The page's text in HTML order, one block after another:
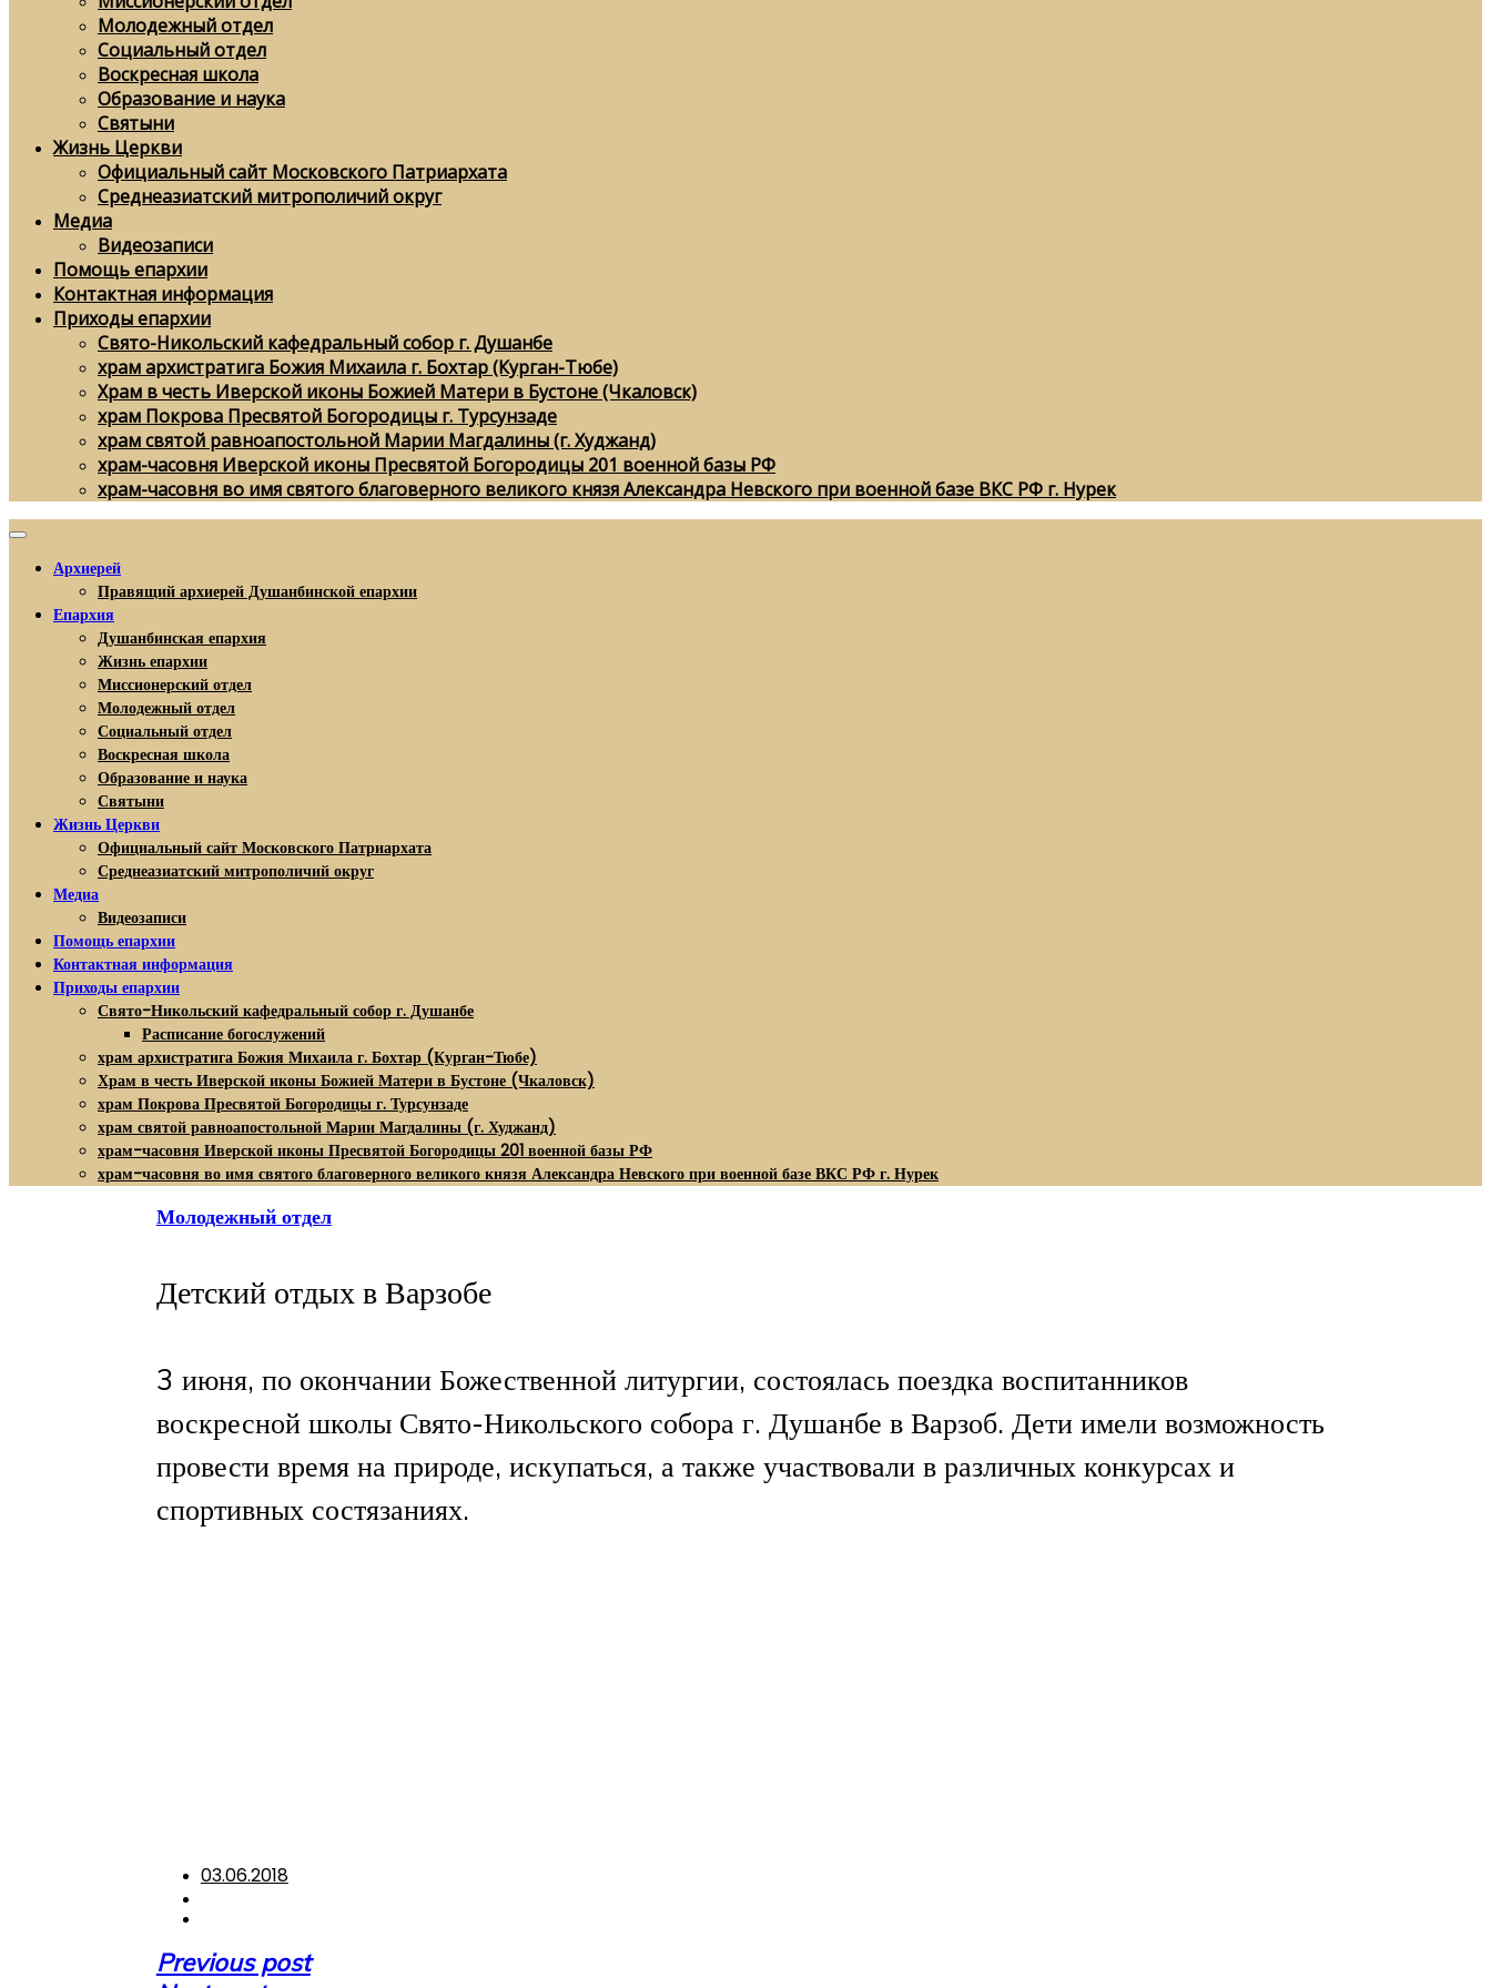
Молодежный отдел
Социальный отдел
Воскресная школа
Образование и наука
Святыни
Жизнь Церкви
Официальный сайт Московского Патриархата
Среднеазиатский митрополичий округ
Медиа
Видеозаписи
Помощь епархии
Контактная информация
Приходы епархии
Свято-Никольский кафедральный собор г. Душанбе
храм архистратига Божия Михаила г. Бохтар (Курган-Тюбе)
Храм в честь Иверской иконы Божией Матери в Бустоне (Чкаловск)
храм Покрова Пресвятой Богородицы г. Турсунзаде
храм святой равноапостольной Марии Магдалины (г. Худжанд)
храм-часовня Иверской иконы Пресвятой Богородицы 201 военной базы РФ
храм-часовня во имя святого благоверного великого князя Александра Невского при военной базе ВКС РФ г. Нурек
Архиерей
Правящий архиерей Душанбинской епархии
Епархия
Душанбинская епархия
Жизнь епархии
Миссионерский отдел
Молодежный отдел
Социальный отдел
Воскресная школа
Образование и наука
Святыни
Жизнь Церкви
Официальный сайт Московского Патриархата
Среднеазиатский митрополичий округ
Медиа
Видеозаписи
Помощь епархии
Контактная информация
Приходы епархии
Свято-Никольский кафедральный собор г. Душанбе
Расписание богослужений
храм архистратига Божия Михаила г. Бохтар (Курган-Тюбе)
Храм в честь Иверской иконы Божией Матери в Бустоне (Чкаловск)
храм Покрова Пресвятой Богородицы г. Турсунзаде
храм святой равноапостольной Марии Магдалины (г. Худжанд)
храм-часовня Иверской иконы Пресвятой Богородицы 201 военной базы РФ
храм-часовня во имя святого благоверного великого князя Александра Невского при военной базе ВКС РФ г. Нурек
Молодежный отдел
Детский отдых в Варзобе
3 июня, по окончании Божественной литургии, состоялась поездка воспитанников
воскресной школы Свято-Никольского собора г. Душанбе в Варзоб. Дети имели возможность
провести время на природе, искупаться, а также участвовали в различных конкурсах и
спортивных состязаниях.
03.06.2018
Навигация
Previous post